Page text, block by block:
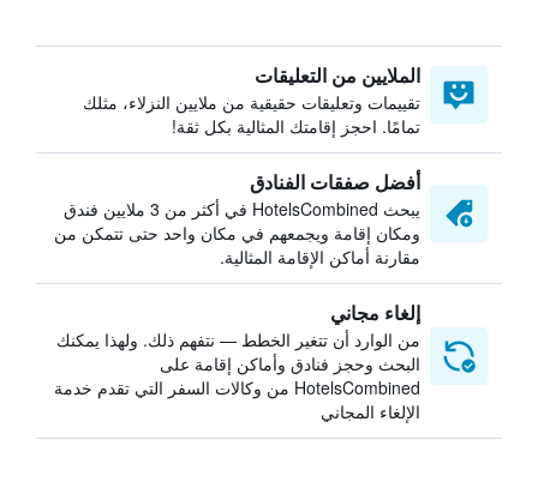
الملايين من التعليقات
تقييمات وتعليقات حقيقية من ملايين النزلاء، مثلك
تمامًا. احجز إقامتك المثالية بكل ثقة!
أفضل صفقات الفنادق
يبحث HotelsCombined في أكثر من 3 ملايين فندق
ومكان إقامة ويجمعهم في مكان واحد حتى تتمكن من
مقارنة أماكن الإقامة المثالية.
إلغاء مجاني
من الوارد أن تتغير الخطط — نتفهم ذلك. ولهذا يمكنك
البحث وحجز فنادق وأماكن إقامة على
HotelsCombined من وكالات السفر التي تقدم خدمة
الإلغاء المجاني